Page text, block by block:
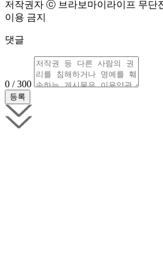
저작권자 ⓒ 브라보마이라이프 무단
이용 금지
댓글
0 / 300